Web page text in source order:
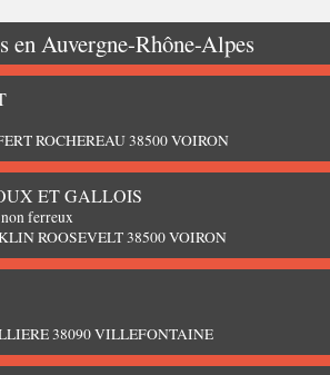
enAuvergne-Rhône-Alpes
ROCHEREAU 38500 VOIRON
ET GALLOIS
ferreux
ROOSEVELT 38500 VOIRON
38090 VILLEFONTAINE